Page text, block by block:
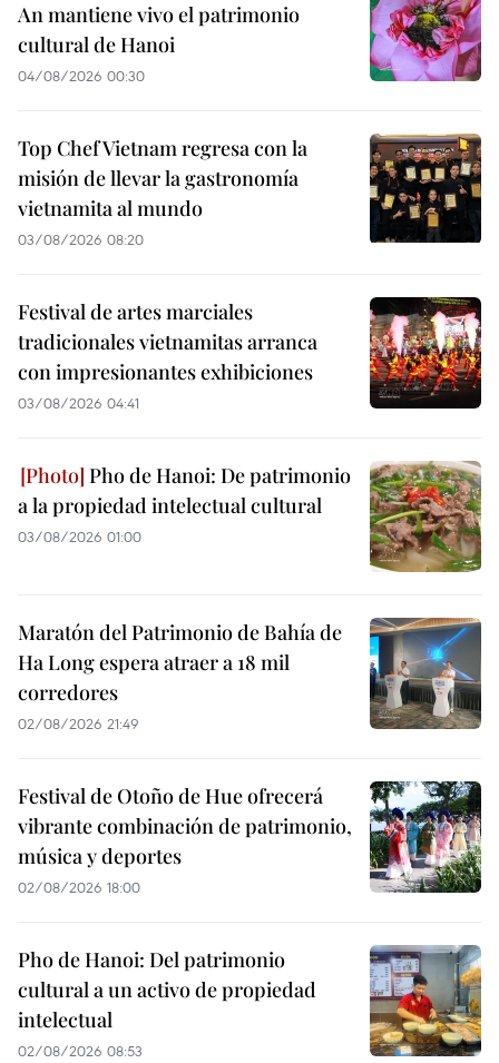
An mantiene vivo el patrimonio
cultural de Hanoi
04/08/2026 00:30
Top Chef Vietnam regresa con la
misión de llevar la gastronomía
vietnamita al mundo
03/08/2026 08:20
Festival de artes marciales
tradicionales vietnamitas arranca
con impresionantes exhibiciones
03/08/2026 04:41
Pho de Hanoi: De patrimonio
a la propiedad intelectual cultural
03/08/2026 01:00
Maratón del Patrimonio de Bahía de
Ha Long espera atraer a 18 mil
corredores
02/08/2026 21:49
Festival de Otoño de Hue ofrecerá
vibrante combinación de patrimonio,
música y deportes
02/08/2026 18:00
Pho de Hanoi: Del patrimonio
cultural a un activo de propiedad
intelectual
02/08/2026 08:53